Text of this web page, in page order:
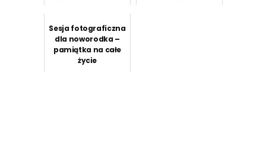
Sesja fotograficzna
dla noworodka –
pamiątka na całe
życie